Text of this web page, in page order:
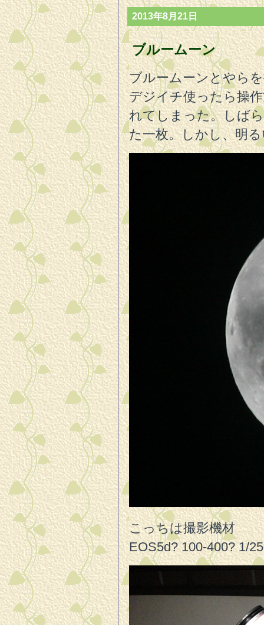
2013年8月21日
ブルームーン
ブルームーンとやら
デジイチ使ったら操
れてしまった。しば
た一枚。しかし、明
こっちは撮影機材
EOS5d? 100-400? 1/